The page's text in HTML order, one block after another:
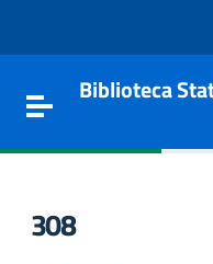
Toggle navigation
Biblioteca
308